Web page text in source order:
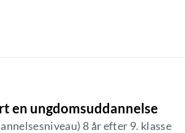
en ungdomsuddannelse
8 år efter 9. klasse